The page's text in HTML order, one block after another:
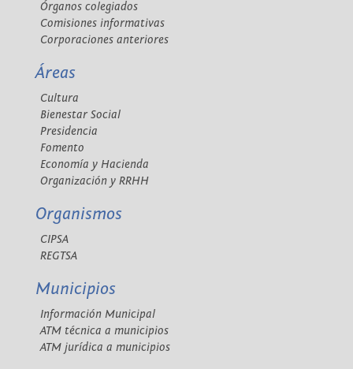
Órganos colegiados
Comisiones informativas
Corporaciones anteriores
Áreas
Cultura
Bienestar Social
Presidencia
Fomento
Economía y Hacienda
Organización y RRHH
Organismos
CIPSA
REGTSA
Municipios
Información Municipal
ATM técnica a municipios
ATM jurídica a municipios